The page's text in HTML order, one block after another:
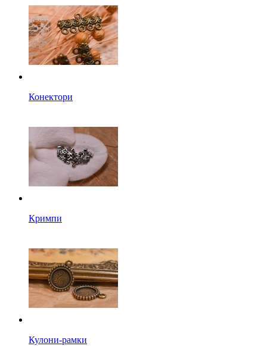
Конектори
Кримпи
Кулони-рамки